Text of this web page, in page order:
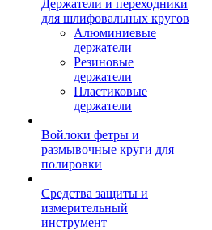
Держатели и переходники
для шлифовальных кругов
Алюминиевые
держатели
Резиновые
держатели
Пластиковые
держатели
Войлоки фетры и
размывочные круги для
полировки
Средства защиты и
измерительный
инструмент